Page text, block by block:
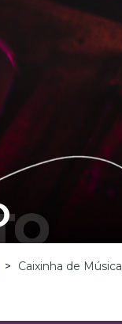
> Caixinha de Música